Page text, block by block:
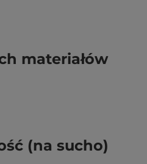
materiałów
(na sucho)